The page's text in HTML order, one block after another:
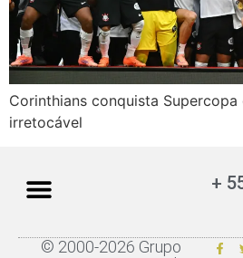
Corinthians conquista
irretocável
+
© 2000-2026 Grupo